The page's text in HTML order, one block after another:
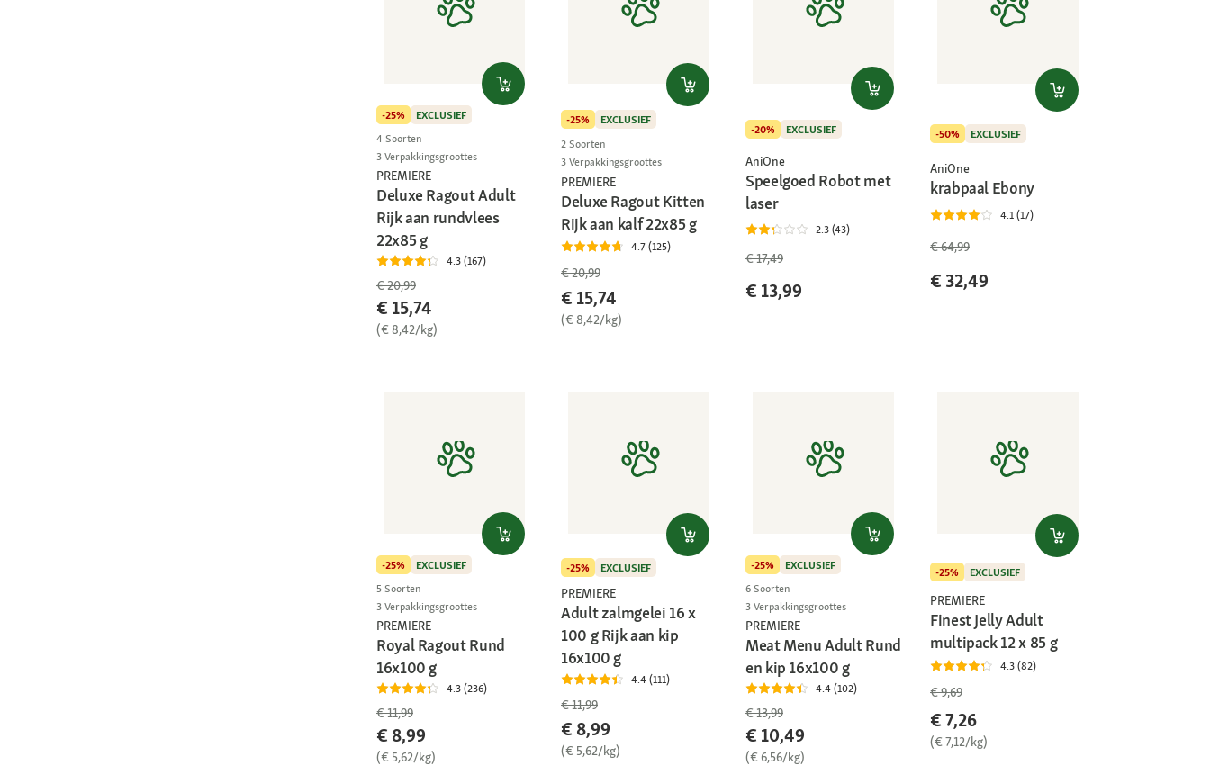
-25%
EXCLUSIEF
4 Soorten
3 Verpakkingsgroottes
PREMIERE
Deluxe Ragout Adult
Rijk aan rundvlees
22x85 g
4.3 (167)
€ 20,99
€ 15,74
(€ 8,42/kg)
-25%
EXCLUSIEF
2 Soorten
3 Verpakkingsgroottes
PREMIERE
Deluxe Ragout Kitten
Rijk aan kalf 22x85 g
4.7 (125)
€ 20,99
€ 15,74
(€ 8,42/kg)
-20% EXCLUSIEF
AniOne
Speelgoed Robot met
laser
2.3 (43)
€ 17,49
€ 13,99
-50% EXCLUSIEF
AniOne
krabpaal Ebony
4.1 (17)
€ 64,99
€ 32,49
-25%
EXCLUSIEF
5 Soorten
3 Verpakkingsgroottes
PREMIERE
Royal Ragout Rund
16x100 g
4.3 (236)
€ 11,99
€ 8,99
(€ 5,62/kg)
-25% EXCLUSIEF
PREMIERE
Adult zalmgelei 16 x
100 g Rijk aan kip
16x100 g
4.4 (111)
€ 11,99
€ 8,99
(€ 5,62/kg)
-25%
EXCLUSIEF
6 Soorten
3 Verpakkingsgroottes
PREMIERE
Meat Menu Adult Rund
en kip 16x100 g
4.4 (102)
€ 13,99
€ 10,49
(€ 6,56/kg)
-25% EXCLUSIEF
PREMIERE
Finest Jelly Adult
multipack 12 x 85 g
4.3 (82)
€ 9,69
€ 7,26
(€ 7,12/kg)